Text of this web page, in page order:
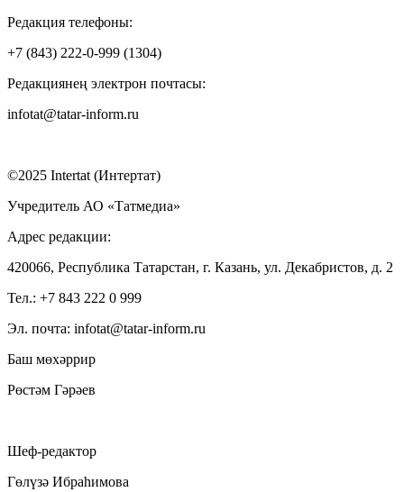
Редакция телефоны:
+7 (843) 222-0-999 (1304)
Редакциянең электрон почтасы:
infotat@tatar-inform.ru
©2025 Intertat (Интертат)
Учредитель АО «Татмедиа»
Адрес редакции:
420066, Республика Татарстан, г. Казань, ул. Декабристов, д. 2
Тел.: +7 843 222 0 999
Эл. почта: infotat@tatar-inform.ru
Баш мөхәррир
Рөстәм Гәрәев
Шеф-редактор
Гөлүзә Ибраһимова